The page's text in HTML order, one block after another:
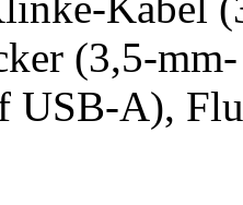
(3,5-
USB-A),